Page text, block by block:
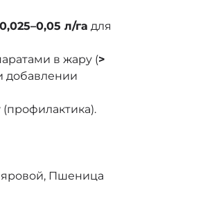
0,025–0,05 л/га для
в жару (>
добавлении
, Пшеница